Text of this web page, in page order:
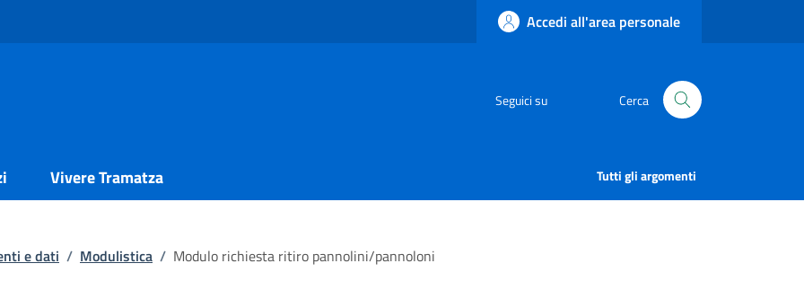
Accedi all'area personale
Seguici su Cerca
Vivere Tramatza Tutti gli argomenti
e dati / Modulistica / Modulo richiesta ritiro pannolini/pannoloni